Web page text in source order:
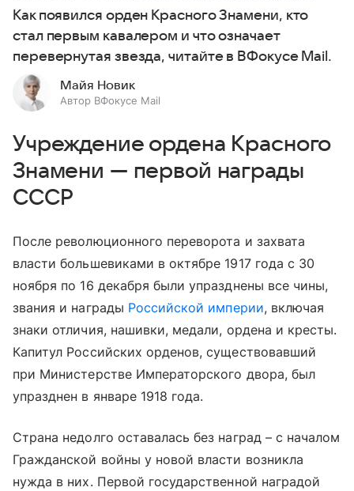
Как появился орден Красного Знамени, кто
стал первым кавалером и что означает
перевернутая звезда, читайте в ВФокусе Mail.
Майя Новик
Автор ВФокусе Mail
Учреждение ордена Красного
Знамени — первой награды
СССР
После революционного переворота и захвата
власти большевиками в октябре 1917 года с 30
ноября по 16 декабря были упразднены все чины,
звания и награды Российской империи, включая
знаки отличия, нашивки, медали, ордена и кресты.
Капитул Российских орденов, существовавший
при Министерстве Императорского двора, был
упразднен в январе 1918 года.
Страна недолго оставалась без наград – с началом
Гражданской войны у новой власти возникла
нужда в них. Первой государственной наградой